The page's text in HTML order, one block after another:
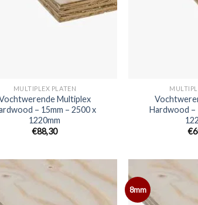
MULTIPLEX PLATEN
Multiplex
– 15mm – 2500 x
1220mm
€88,30
Hardwood –
8mm